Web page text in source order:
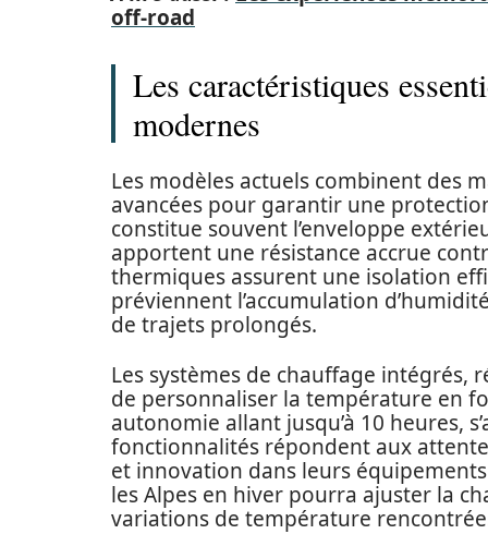
off-road
Les caractéristiques
modernes
Les modèles actuels combinent des
avancées pour garantir une
constitue souvent l’enveloppe
apportent une résistance accrue
thermiques assurent une isolation
préviennent l’accumulation
de trajets prolongés.
Les systèmes de chauffage
de personnaliser la température en
autonomie allant jusqu’à 10 heures,
fonctionnalités répondent aux
et innovation dans leurs
les Alpes en hiver pourra ajuster la
variations de température